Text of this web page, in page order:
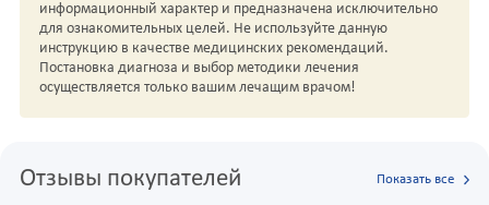
информационный характер и предназначена исключительно
для ознакомительных целей. Не используйте данную
инструкцию в качестве медицинских рекомендаций.
Постановка диагноза и выбор методики лечения
осуществляется только вашим лечащим врачом!
Отзывы покупателей Показать все